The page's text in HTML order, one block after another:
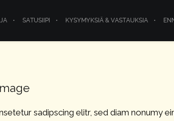
SATUSIIPI KYSYMYKSIÄ & VASTAUKSIA
sadipscing elitr, sed diam nonumy